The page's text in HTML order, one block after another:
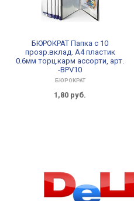
БЮРОКРАТ Папка с 10
прозр.вклад. A4 пластик
0.6мм торц.карм ассорти, арт.
-BPV10
БЮРОКРАТ
1,80 руб.